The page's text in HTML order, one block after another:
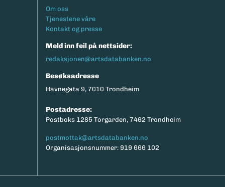
Footermeny
Om oss
Tjenestene våre
Kontakt og presse
Meld inn feil på nettsider:
redaksjonen@artsdatabanken.no
Besøksadresse
Havnegata 9, 7010 Trondheim
Postadresse:
Postboks 1285 Torgarden, 7462 Trondheim
postmottak@artsdatabanken.no
Organisasjonsnummer: 919 666 102